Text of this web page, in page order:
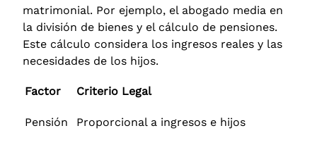
matrimonial. Por ejemplo, el abogado media en
la división de bienes y el cálculo de pensiones.
Este cálculo considera los ingresos reales y las
necesidades de los hijos.
Factor Criterio Legal
Pensión Proporcional a ingresos e hijos